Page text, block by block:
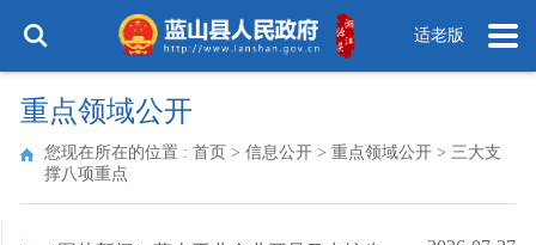
适老版
重点领域公开
您现在所在的位置 : 首页 > 信息公开 > 重点领域公开 > 三大支
撑八项重点